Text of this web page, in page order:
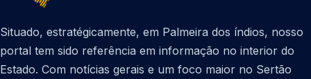
Situado, estratégicamente, em Palmeira dos índios, nosso
portal tem sido referência em informação no interior do
Estado. Com notícias gerais e um foco maior no Sertão